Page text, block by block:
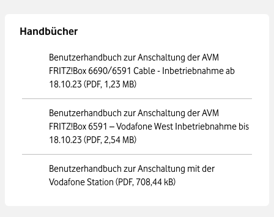
Handbücher
Benutzerhandbuch zur Anschaltung der AVM
FRITZ!Box 6690/6591 Cable - Inbetriebnahme ab
18.10.23 (PDF, 1,23 MB)
Benutzerhandbuch zur Anschaltung der AVM
FRITZ!Box 6591 – Vodafone West Inbetriebnahme bis
18.10.23 (PDF, 2,54 MB)
Benutzerhandbuch zur Anschaltung mit der
Vodafone Station (PDF, 708,44 kB)